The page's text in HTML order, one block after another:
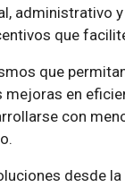
administrativo
que
que
en
con
desde